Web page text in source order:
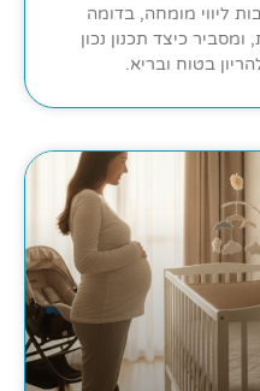
ליווי מומחה, בדומה
כיצד תכנון נכון
בטוח ובריא.